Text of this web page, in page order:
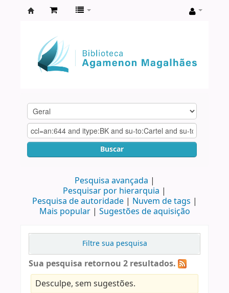
Agamenon
Magalhães
Buscar
Pesquisa avançada
Pesquisar por hierarquia
Pesquisa de autoridade
Nuvem de tags
Mais popular
Sugestões de aquisição
Filtre sua pesquisa
Sua pesquisa retornou 2 resultados.
Desculpe, sem sugestões.